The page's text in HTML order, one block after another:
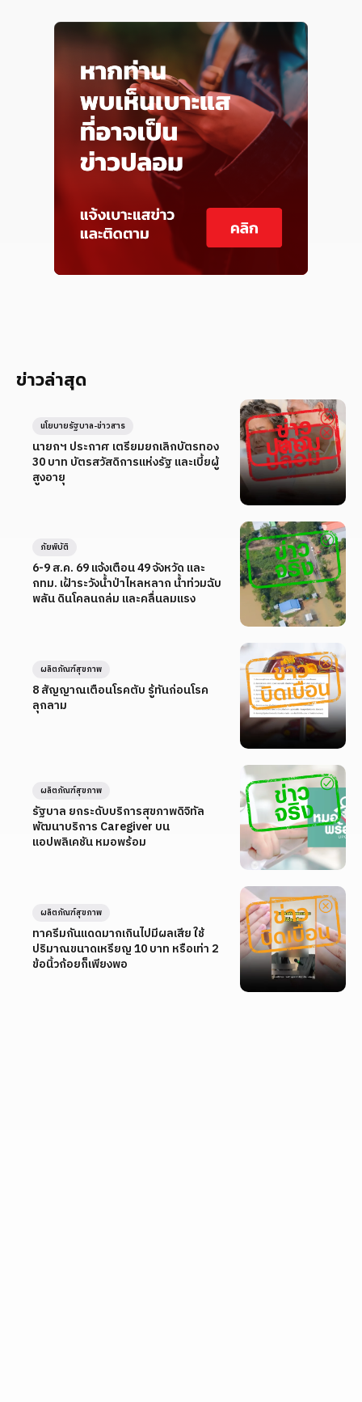
ข่าวล่าสุด
นายกฯ ประกาศ เตรียมยกเลิกบัตรทอง
30 บาท บัตรสวัสดิการแห่งรัฐ และเบี้ยผู้
สูงอายุ
นโยบายรัฐบาล-ข่าวสาร
6-9 ส.ค. 69 แจ้งเตือน 49 จังหวัด และ
กทม. เฝ้าระวังน้ำป่าไหลหลาก น้ำท่วมฉับ
พลัน ดินโคลนถล่ม และคลื่นลมแรง
ภัยพิบัติ
8 สัญญาณเตือนโรคตับ รู้ทันก่อนโรค
ลุกลาม
ผลิตภัณฑ์สุขภาพ
รัฐบาล ยกระดับบริการสุขภาพดิจิทัล
พัฒนาบริการ Caregiver บน
แอปพลิเคชัน หมอพร้อม
ผลิตภัณฑ์สุขภาพ
ทาครีมกันแดดมากเกินไปมีผลเสีย ใช้
ปริมาณขนาดเหรียญ 10 บาท หรือเท่า 2
ข้อนิ้วก้อยก็เพียงพอ
ผลิตภัณฑ์สุขภาพ